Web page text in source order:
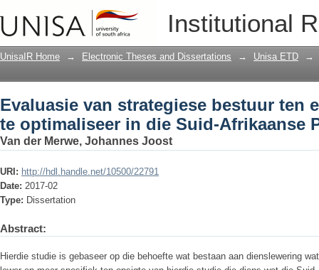
Institutional
Evaluasie van strategiese bestuur
Suid-Afrikaanse Polisiediens
UnisaIR Home → Electronic Theses and Dissertations → Unisa ETD →
Evaluasie van strategiese bestuur ten
te optimaliseer in die Suid-Afrikaanse
Van der Merwe, Johannes Joost
URI: http://hdl.handle.net/10500/22791
Date: 2017-02
Type: Dissertation
Abstract:
Hierdie studie is gebaseer op die behoefte wat bestaan aan dienslewering